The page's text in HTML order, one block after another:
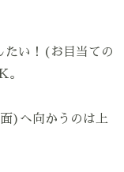
たい！(お目当ての
。
)へ向かうのは上